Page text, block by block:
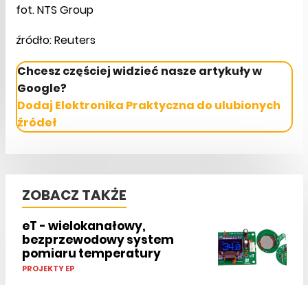
fot. NTS Group
źródło: Reuters
Chcesz częściej widzieć nasze artykuły w
Google?
Dodaj Elektronika Praktyczna do ulubionych
źródeł
ZOBACZ TAKŻE
eT - wielokanałowy,
bezprzewodowy system
pomiaru temperatury
PROJEKTY EP